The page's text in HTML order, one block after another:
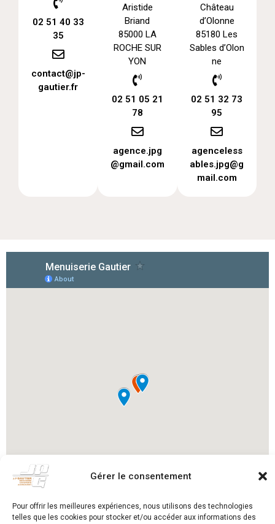
Gérer le consentement
Pour offrir les meilleures expériences, nous utilisons des technologies
telles que les cookies pour stocker et/ou accéder aux informations des
02 51 40 33
35
contact@jp-
gautier.fr
Aristide
Briand
85000 LA
ROCHE SUR
YON
02 51 05 21
78
agence.jpg
@gmail.com
Château
d’Olonne
85180 Les
Sables d’Olon
ne
02 51 32 73
95
agenceless
ables.jpg@g
mail.com